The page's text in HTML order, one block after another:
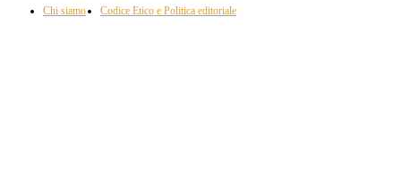
Chi siamo Codice Etico e Politica editoriale